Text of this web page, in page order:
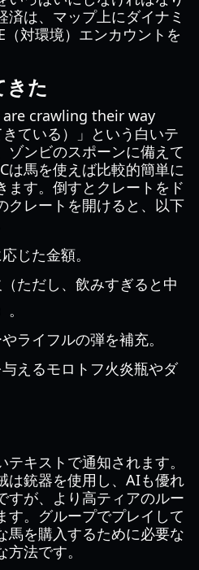
済は、マップ上にダイナミ
（対環境）エンカウントを
きた
are crawling their way
ている）」という白いテ
ゾンビのスポーンに備えて
は馬を使えば比較的簡単に
ます。倒すとクレートをド
クレートを開けると、以下
じた金額。
ただし、飲みすぎると中
ライフルの弾を補充。
えるモロトフ火炎瓶やダ
キストで通知されます。
は銃器を使用し、AIも優れ
すが、より高ティアのルー
す。グループでプレイして
馬を購入するために必要な
法です。